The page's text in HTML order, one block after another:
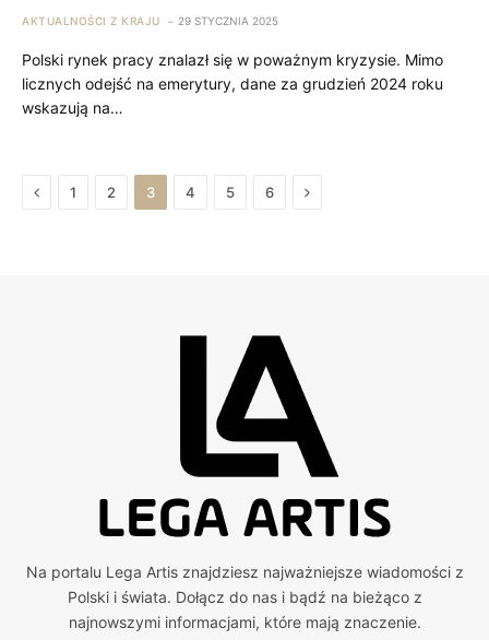
AKTUALNOŚCI Z KRAJU 29 STYCZNIA 2025
Polski rynek pracy znalazł się w poważnym kryzysie. Mimo
licznych odejść na emerytury, dane za grudzień 2024 roku
wskazują na…
Previous
1 2 3 4 5 6 Next
Na portalu Lega Artis znajdziesz najważniejsze wiadomości z
Polski i świata. Dołącz do nas i bądź na bieżąco z
najnowszymi informacjami, które mają znaczenie.